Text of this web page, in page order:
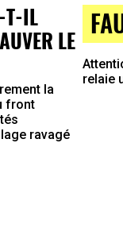
T-IL
LE
la
front
ravagé
relaie